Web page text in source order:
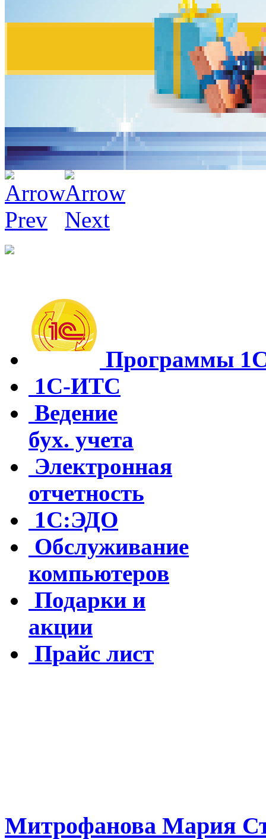
Программы
1С-ИТС
Ведение
бух. учета
Электронная
отчетность
1С:ЭДО
Обслуживание
компьютеров
Подарки и
акции
Прайс лист
Митрофанова Мария